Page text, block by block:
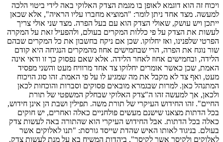
ויכוח זה הוא דוגמא לאופן בו מגמת הצדק האלוקי באה לידי ביטוי הלכה
למעשה. מצד אחד ניתן לומר: "המוציא מחברו עליו הראיה", אלא שכאן
ייתכן ויש עושק, שאולי הצדק הוא עם בעל הפרה. מצד שני אולי צריך
לעשות את הצדק על פי כללות המקרים בעולם, ולהפעיל זאת על המקרה
הפרטי שלפנינו, ואז יחלוקו. שכן אם ניקח בחשבון את כל המקרים שבהם
שור נוגח את הפרה, הרי שבחמישים אחוז מהמקרים הנגיחה היא קודם
הלידה, ובחמישים אחוז לאחר הלידה. אלא שאם נפסוק כך זו ודאי אינה
האמת, שכן כאשר אומרים יחלוקו צד אחד מרוויח מעט והשני מפסיד
מעט, ואף צד לא מקבל את מה שמגיע לו על פי האמת. זהו סוג הויכוח
המתנהל כאן. למרות שבגמרא מובאים פסוקים וסברות והוכחות לכאן
ולכאן, אך למעשה זהו ה"צדק האלוקי שבחלק המשפטי של תורת
החיים". זהו החידוש העיקרי של תורת משה. תפילין ושבת הן אינן חידוש,
בכל הדתות מצאנו שישנם מעשים פולחניים כאלה ואחרים, יש חוקים
כאלה בכל הדתות. אבל החידוש העיקרי הוא שהתורה באה לעשות צדק
בעולם. בניגוד לאותו האיש שהדת שייסד גורסת: "תנו לאלוקים אשר
לאלוקים ולקיסר אשר לקיסר", ביהדות המשיח בא על מנת לעשות צדק.